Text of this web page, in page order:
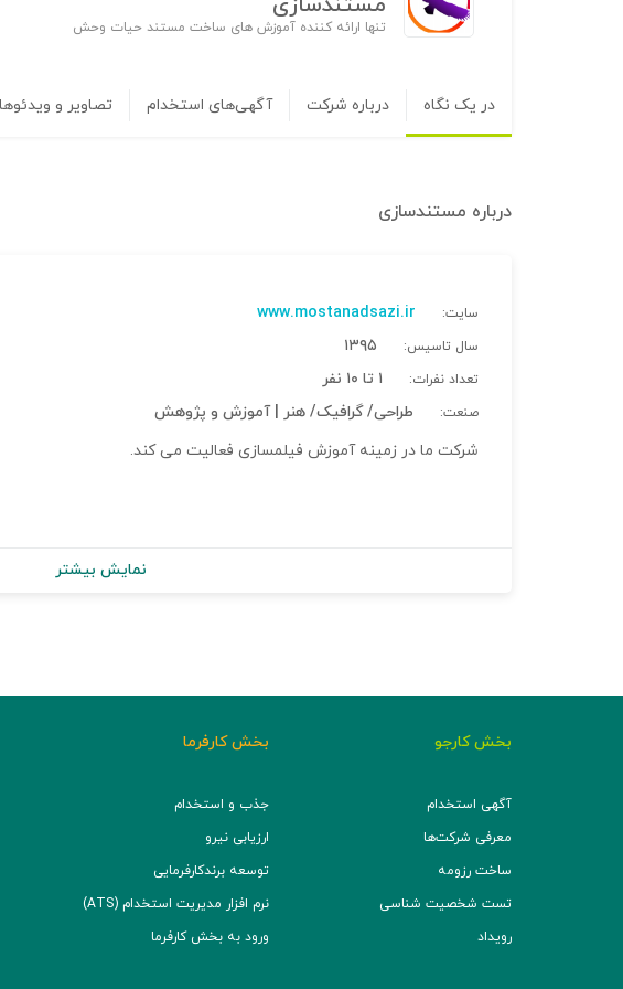
تنها ارائه کننده آموزش های ساخت مستند حیات وحش
در یک نگاه درباره شرکت آگهی‌های استخدام تصاویر و ویدئوها
درباره مستندسازی
سایت: www.mostanadsazi.ir
سال تاسیس: ۱۳۹۵
تعداد نفرات: ۱ تا ۱۰ نفر
صنعت:
طراحی/ گرافیک/ هنر | آموزش و پژوهش
شرکت ما در زمینه آموزش فیلمسازی فعالیت می کند.
نمایش بیشتر
بخش کارجو
آگهی استخدام
معرفی شرکت‌ها
ساخت رزومه
تست شخصیت شناسی
رویداد
بخش کارفرما
جذب و استخدام
ارزیابی نیرو
توسعه برند‌کارفرمایی
نرم افزار مدیریت استخدام (ATS)
ورود به بخش کارفرما